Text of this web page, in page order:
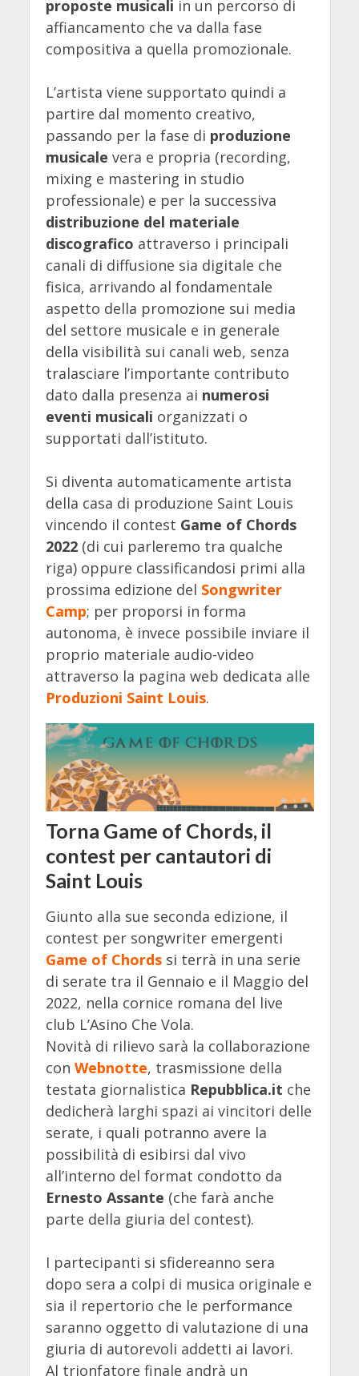
proposte musicali in un percorso di
affiancamento che va dalla fase
compositiva a quella promozionale.
L’artista viene supportato quindi a
partire dal momento creativo,
passando per la fase di produzione
musicale vera e propria (recording,
mixing e mastering in studio
professionale) e per la successiva
distribuzione del materiale
discografico attraverso i principali
canali di diffusione sia digitale che
fisica, arrivando al fondamentale
aspetto della promozione sui media
del settore musicale e in generale
della visibilità sui canali web, senza
tralasciare l’importante contributo
dato dalla presenza ai numerosi
eventi musicali organizzati o
supportati dall’istituto.
Si diventa automaticamente artista
della casa di produzione Saint Louis
vincendo il contest Game of Chords
2022(di cui parleremo tra qualche
riga) oppure classificandosi primi alla
prossima edizione del Songwriter
Camp; per proporsi in forma
autonoma, è invece possibile inviare il
proprio materiale audio-video
attraverso la pagina web dedicata alle
Produzioni Saint Louis.
Torna Game of Chords, il
contest per cantautori di
Saint Louis
Giunto alla sue seconda edizione, il
contest per songwriter emergenti
Game of Chordssi terrà in una serie
di serate tra il Gennaio e il Maggio del
2022, nella cornice romana del live
club L’Asino Che Vola.
Novità di rilievo sarà la collaborazione
con Webnotte, trasmissione della
testata giornalistica Repubblica.it che
dedicherà larghi spazi ai vincitori delle
serate, i quali potranno avere la
possibilità di esibirsi dal vivo
all’interno del format condotto da
Ernesto Assante (che farà anche
parte della giuria del contest).
I partecipanti si sfidereanno sera
dopo sera a colpi di musica originale e
sia il repertorio che le performance
saranno oggetto di valutazione di una
giuria di autorevoli addetti ai lavori.
Al trionfatore finale andrà un